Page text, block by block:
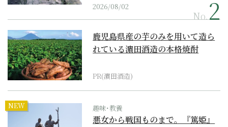
2026/08/02
No.
鹿児島県産の芋のみを用いて造ら
れている濵田酒造の本格焼酎
PR(濵田酒造)
NEW 趣味･教養
悪女から戦国ものまで。『篤姫』